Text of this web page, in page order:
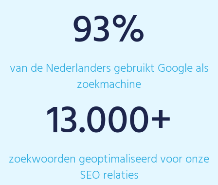
93%
van de Nederlanders gebruikt Google als
zoekmachine
13.000+
zoekwoorden geoptimaliseerd voor onze
SEO relaties